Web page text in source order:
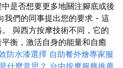
是否想要更多地關注腳底或後
我們的同事提出您的要求 - 這
與西方按摩技術不同，它的
衡，激活自身的能量和自癒
防水漆選擇 自助餐外燴專家服
什麼意思？ 台中按摩服務推薦